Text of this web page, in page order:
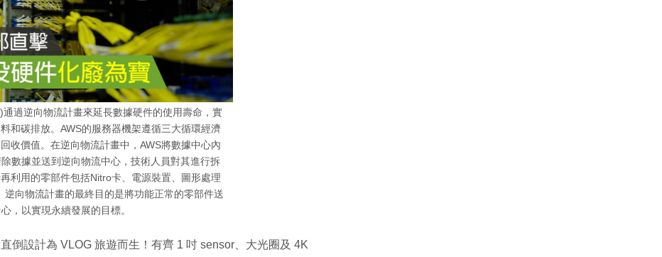
過逆向物流計畫來延長數據硬件的使用壽命，實
和碳排放。AWS的服務器機架遵循三大循環經濟
收價值。在逆向物流計畫中，AWS將數據中心內
數據並送到逆向物流中心，技術人員對其進行拆
利用的零部件包括Nitro卡、電源裝置、圖形處理
向物流計畫的最終目的是將功能正常的零部件送
，以實現永續發展的目標。
倒設計為 VLOG 旅遊而生！有齊 1 吋 sensor、大光圈及 4K